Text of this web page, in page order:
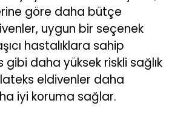
göre daha bütçe
uygun bir seçenek
hastalıklara sahip
daha yüksek riskli sağlık
eldivenler daha
iyi koruma sağlar.